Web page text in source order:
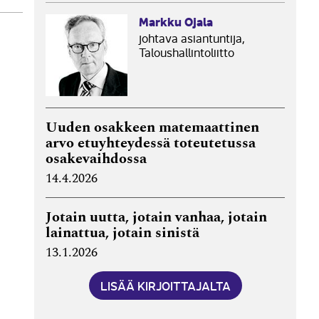
Markku Ojala
johtava asiantuntija,
Taloushallintoliitto
Uuden osakkeen matemaattinen
arvo etuyhteydessä toteutetussa
osakevaihdossa
14.4.2026
Jotain uutta, jotain vanhaa, jotain
lainattua, jotain sinistä
13.1.2026
LISÄÄ KIRJOITTAJALTA